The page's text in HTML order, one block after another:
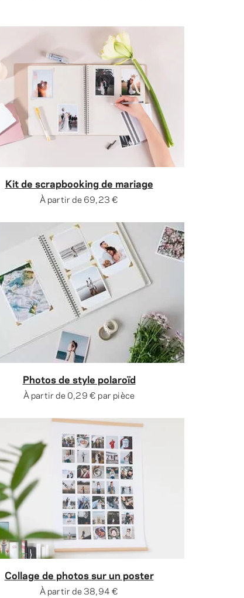
Kit de scrapbooking de mariage
À partir de69,23 €
Photos de style polaroïd
À partir de0,29 € par pièce
Collage de photos sur un poster
À partir de38,94 €